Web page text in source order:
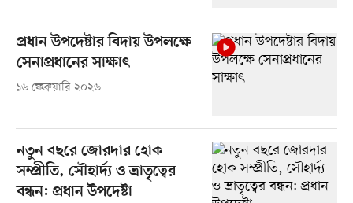
প্রধান উপদেষ্টার বিদায় উপলক্ষে
সেনাপ্রধানের সাক্ষাৎ
১৬ ফেব্রুয়ারি ২০২৬
নতুন বছরে জোরদার হোক
সম্প্রীতি, সৌহার্দ্য ও ভ্রাতৃত্বের
বন্ধন: প্রধান উপদেষ্টা